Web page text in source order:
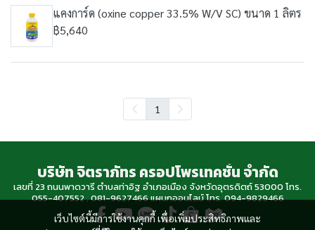
แคงการ์ด (oxine copper 33.5% W/V SC) ขนาด 1 ลิตร
฿5,640
1
เว็บไซต์นี้มีการใช้งานคุกกี้ เพื่อเพิ่มประสิทธิภาพและ
บริษัท จิตราภัทร ครอปโพรเทคชั่น จำกัด
เลขที่ 23 ถนนพาดวารี ตำบลท่าอิฐ อำเภอเมือง จังหวัดอุตรดิตถ์ 53000 โทร.
055-407552 , 081-9627466 แผนกออนไลน์ โทร. 094-9829466